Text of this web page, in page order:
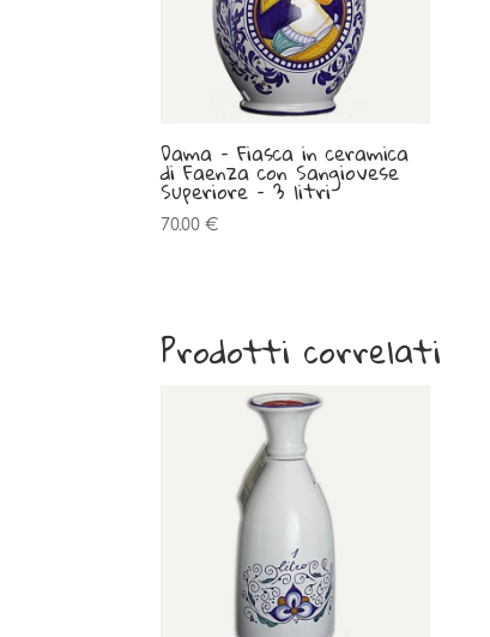
Dama – Fiasca in ceramica
di Faenza con Sangiovese
Superiore – 3 litri
70.00€
Prodotti correlati